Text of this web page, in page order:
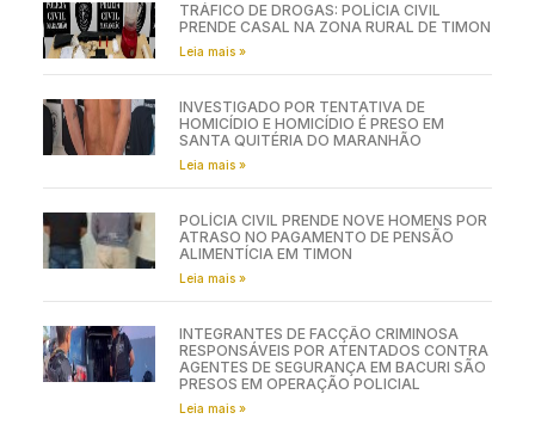
TRÁFICO DE DROGAS: POLÍCIA CIVIL
PRENDE CASAL NA ZONA RURAL DE TIMON
Leia mais »
INVESTIGADO POR TENTATIVA DE
HOMICÍDIO E HOMICÍDIO É PRESO EM
SANTA QUITÉRIA DO MARANHÃO
Leia mais »
POLÍCIA CIVIL PRENDE NOVE HOMENS POR
ATRASO NO PAGAMENTO DE PENSÃO
ALIMENTÍCIA EM TIMON
Leia mais »
INTEGRANTES DE FACÇÃO CRIMINOSA
RESPONSÁVEIS POR ATENTADOS CONTRA
AGENTES DE SEGURANÇA EM BACURI SÃO
PRESOS EM OPERAÇÃO POLICIAL
Leia mais »